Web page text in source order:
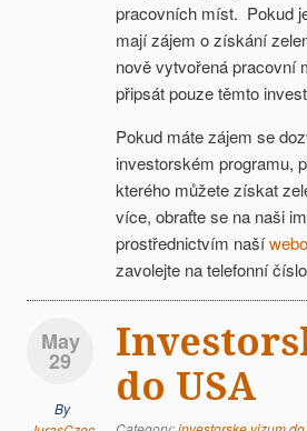
pracovních míst. Pokud
mají zájem o získání
nově vytvořená pracovní
připsát pouze těmto
Pokud máte zájem se
investorském programu,
kterého můžete získat
více, obraťte se na naši
prostřednictvím naší
zavolejte na telefonní
May
29
By
do USA